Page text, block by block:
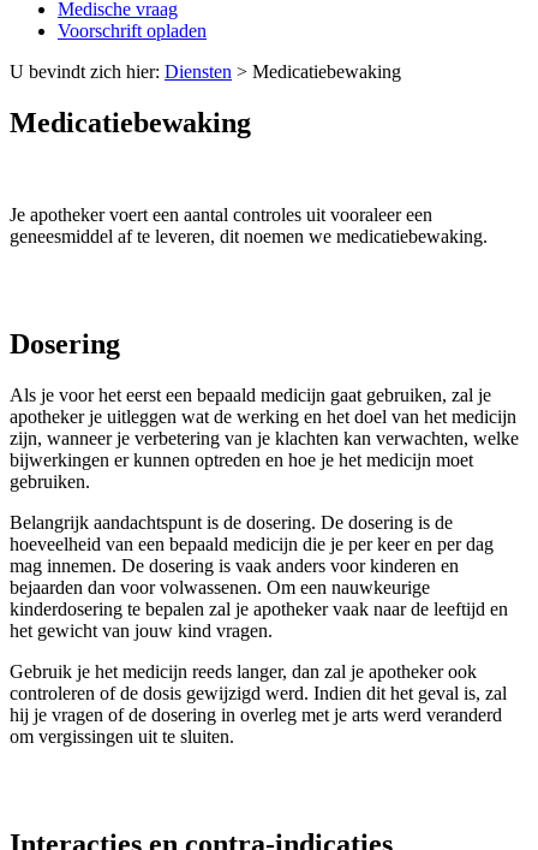
Medische vraag
Voorschrift opladen
U bevindt zich hier: Diensten > Medicatiebewaking
Medicatiebewaking
Je apotheker voert een aantal controles uit vooraleer een
geneesmiddel af te leveren, dit noemen we medicatiebewaking.
Dosering
Als je voor het eerst een bepaald medicijn gaat gebruiken, zal je
apotheker je uitleggen wat de werking en het doel van het medicijn
zijn, wanneer je verbetering van je klachten kan verwachten, welke
bijwerkingen er kunnen optreden en hoe je het medicijn moet
gebruiken.
Belangrijk aandachtspunt is de dosering. De dosering is de
hoeveelheid van een bepaald medicijn die je per keer en per dag
mag innemen. De dosering is vaak anders voor kinderen en
bejaarden dan voor volwassenen. Om een nauwkeurige
kinderdosering te bepalen zal je apotheker vaak naar de leeftijd en
het gewicht van jouw kind vragen.
Gebruik je het medicijn reeds langer, dan zal je apotheker ook
controleren of de dosis gewijzigd werd. Indien dit het geval is, zal
hij je vragen of de dosering in overleg met je arts werd veranderd
om vergissingen uit te sluiten.
Interacties en contra-indicaties